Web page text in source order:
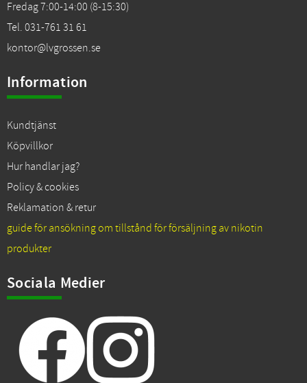
Fredag 7:00-14:00 (8-15:30)
Tel. 031-761 31 61
kontor@lvgrossen.se
Information
Kundtjänst
Köpvillkor
Hur handlar jag?
Policy & cookies
Reklamation & retur
guide för ansökning om tillstånd för försäljning av nikotin
produkter
Sociala Medier